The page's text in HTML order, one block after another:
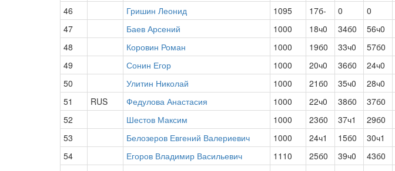
46
Гришин Леонид 1095 17б- 0 0
47
Баев Арсений 1000 18ч0 34б0 56ч0
48
Коровин Роман 1000 19б0 33ч0 57б0
49
Сонин Егор 1000 20ч0 36б0 24ч0
50
Улитин Николай 1000 21б0 35ч0 28ч0
51
RUS Федулова Анастасия 1000 22ч0 38б0 37б0
52
Шестов Максим 1000 23б0 37ч1 29б0
53
Белозеров Евгений Валериевич 1000 24ч1 15б0 30ч1
54
Егоров Владимир Васильевич 1110 25б0 39ч0 43б0